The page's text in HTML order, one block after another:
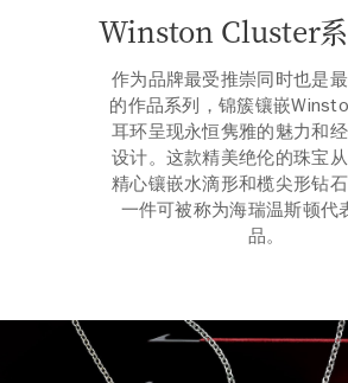
Winston Cluster
作为品牌最受推崇同时也是
的作品系列，锦簇镶嵌
耳环呈现永恒隽雅的魅力和
设计。这款精美绝伦的珠宝
精心镶嵌水滴形和榄尖形钻
一件可被称为海瑞温斯顿代
品。